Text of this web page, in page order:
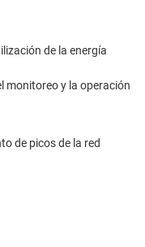
de la energía
monitoreo y la operación
de picos de la red